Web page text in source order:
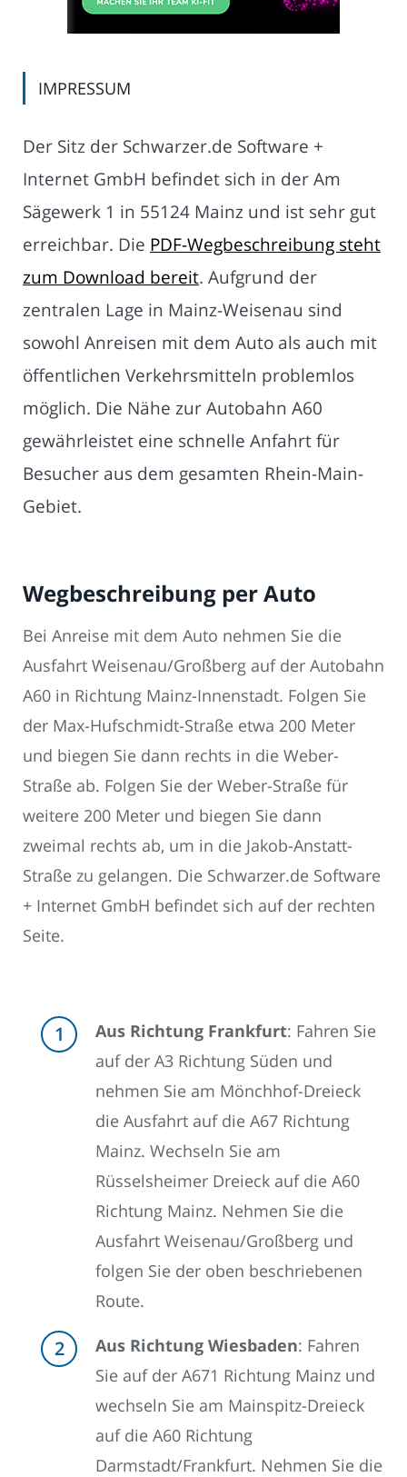
IMPRESSUM
Der Sitz der Schwarzer.de Software +
Internet GmbH befindet sich in der Am
Sägewerk 1 in 55124 Mainz und ist sehr gut
erreichbar. Die PDF-Wegbeschreibung steht
zum Download bereit. Aufgrund der
zentralen Lage in Mainz-Weisenau sind
sowohl Anreisen mit dem Auto als auch mit
öffentlichen Verkehrsmitteln problemlos
möglich. Die Nähe zur Autobahn A60
gewährleistet eine schnelle Anfahrt für
Besucher aus dem gesamten Rhein-Main-
Gebiet.
Wegbeschreibung per Auto
Bei Anreise mit dem Auto nehmen Sie die
Ausfahrt Weisenau/Großberg auf der Autobahn
A60 in Richtung Mainz-Innenstadt. Folgen Sie
der Max-Hufschmidt-Straße etwa 200 Meter
und biegen Sie dann rechts in die Weber-
Straße ab. Folgen Sie der Weber-Straße für
weitere 200 Meter und biegen Sie dann
zweimal rechts ab, um in die Jakob-Anstatt-
Straße zu gelangen. Die Schwarzer.de Software
+ Internet GmbH befindet sich auf der rechten
Seite.
Aus Richtung Frankfurt: Fahren Sie
auf der A3 Richtung Süden und
nehmen Sie am Mönchhof-Dreieck
die Ausfahrt auf die A67 Richtung
Mainz. Wechseln Sie am
Rüsselsheimer Dreieck auf die A60
Richtung Mainz. Nehmen Sie die
Ausfahrt Weisenau/Großberg und
folgen Sie der oben beschriebenen
Route.
Aus Richtung Wiesbaden: Fahren
Sie auf der A671 Richtung Mainz und
wechseln Sie am Mainspitz-Dreieck
auf die A60 Richtung
Darmstadt/Frankfurt. Nehmen Sie die